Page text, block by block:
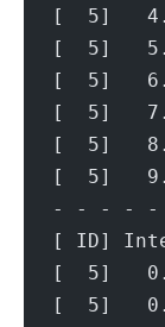
[  5]
[  5]
[  5]
[  5]
[  5]
[  5]
- - - -
[ ID]
[  5]
[  5]